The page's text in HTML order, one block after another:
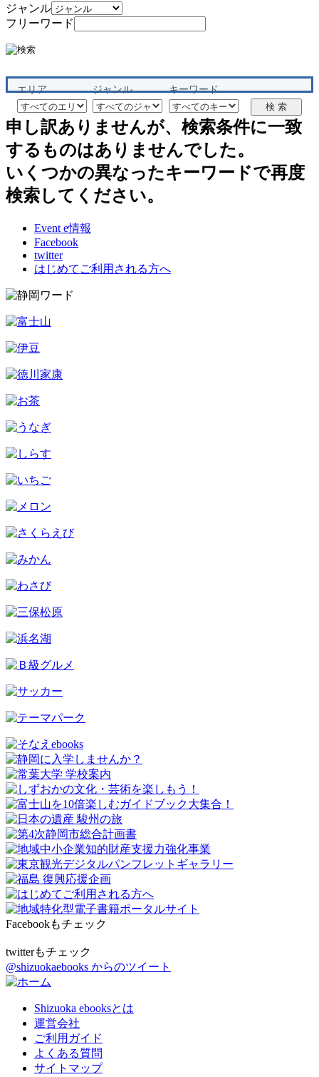
ジャンル
フリーワード
エリア ジャンル キーワード
申し訳ありませんが、検索条件に一致
するものはありませんでした。
いくつかの異なったキーワードで再度
検索してください。
Event e情報
Facebook
twitter
はじめてご利用される方へ
Facebookもチェック
twitterもチェック
@shizuokaebooks からのツイート
Shizuoka ebooksとは
運営会社
ご利用ガイド
よくある質問
サイトマップ